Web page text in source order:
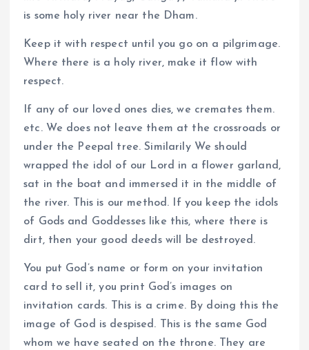
is some holy river near the Dham.
Keep it with respect until you go on a pilgrimage.
Where there is a holy river, make it flow with
respect.
If any of our loved ones dies, we cremates them.
etc. We does not leave them at the crossroads or
under the Peepal tree. Similarily We should
wrapped the idol of our Lord in a flower garland,
sat in the boat and immersed it in the middle of
the river. This is our method. If you keep the idols
of Gods and Goddesses like this, where there is
dirt, then your good deeds will be destroyed.
You put God’s name or form on your invitation
card to sell it, you print God’s images on
invitation cards. This is a crime. By doing this the
image of God is despised. This is the same God
whom we have seated on the throne. They are